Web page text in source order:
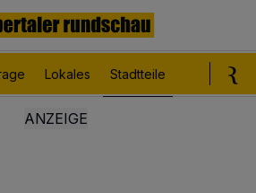
Lokales Stadtteile